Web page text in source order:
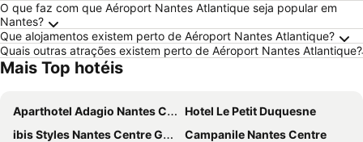
O que faz com que Aéroport Nantes Atlantique seja popular em
Nantes?
Que alojamentos existem perto de Aéroport Nantes Atlantique?
Quais outras atrações existem perto de Aéroport Nantes Atlantique?
Mais Top hotéis
Aparthotel Adagio Nantes Centre
Hotel Le Petit Duquesne
ibis Styles Nantes Centre Gare
Campanile Nantes Centre